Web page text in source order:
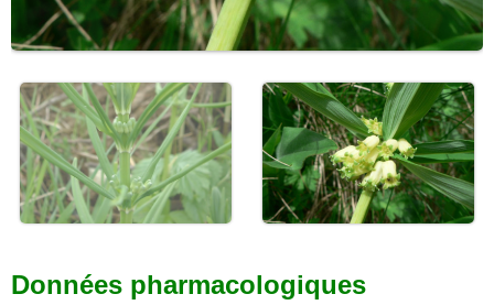
Données pharmacologiques